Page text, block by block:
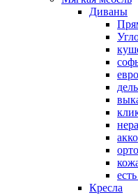
Диваны
Кресла